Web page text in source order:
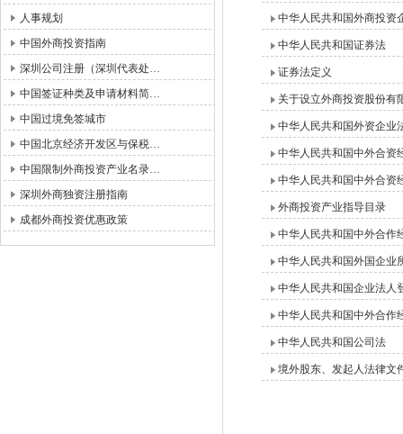
人事规划
中国外商投资指南
深圳公司注册（深圳代表处…
中国签证种类及申请材料简…
中国过境免签城市
中国北京经济开发区与保税…
中国限制外商投资产业名录…
深圳外商独资注册指南
成都外商投资优惠政策
中华人民共和国外商投资
中华人民共和国证券法
证券法定义
关于设立外商投资股份有
中华人民共和国外资企业
中华人民共和国中外合资
中华人民共和国中外合资
外商投资产业指导目录
中华人民共和国中外合作
中华人民共和国外国企业
中华人民共和国企业法人
中华人民共和国中外合作
中华人民共和国公司法
境外股东、发起人法律文